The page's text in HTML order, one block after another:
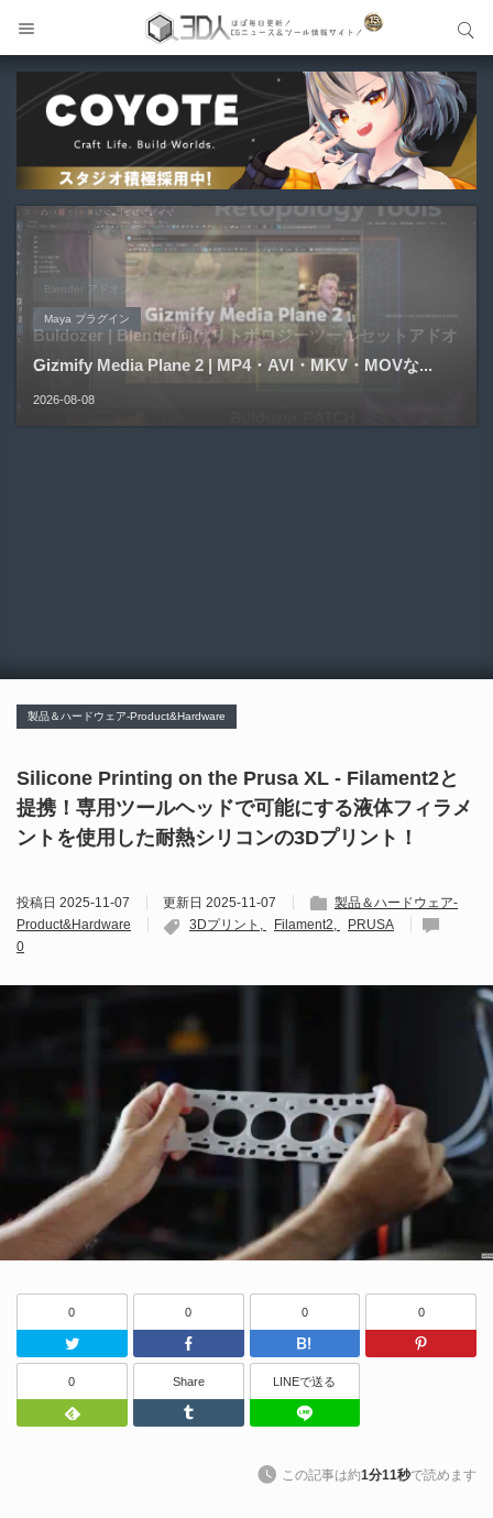
Blender アドオン
Buldozer | Blender向けリトポロジーツールセットアドオ
ン！
2026-08-09
Maya プラグイン
Gizmify Media Plane 2 | MP4・AVI・MKV・MOVな...
2026-08-08
Unreal Engine アセット
Material Parameter Manager | Unreal Engi...
2026-08-07
Unreal Engine アセット
Pipe It | 直感的にパイプ形状を構築出来るUnreal Engine
5...
2026-08-05
Unreal Engine アセット
Directive Utilities | ブループリントライブラリやエディタ
ス...
2026-08-03
製品＆ハードウェア-Product&Hardware
Silicone Printing on the Prusa XL - Filament2と
提携！専用ツールヘッドで可能にする液体フィラメ
ントを使用した耐熱シリコンの3Dプリント！
投稿日 2025-11-07 更新日 2025-11-07
製品＆ハードウェア-
Product&Hardware
3Dプリント Filament2
PRUSA
0
0
Twitter
0
Facebook
0
はてなブッ
0
0
Feedly
Share
Tumblr
LINEで送る
この記事は約1分11秒で読めます
サイト内検索